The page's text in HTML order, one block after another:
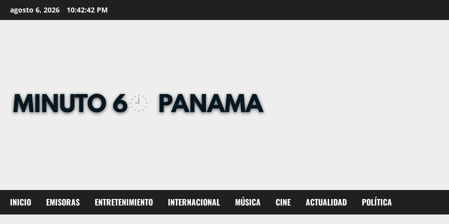
to
agosto 6, 2026 10:42:43 PM
INICIO EMISORAS ENTRETENIMIENTO INTERNACIONAL MÚSICA CINE ACTUALIDAD POLÍTICA